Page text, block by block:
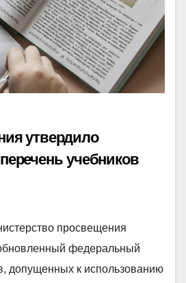
утвердило
учебников
просвещения
федеральный
допущенных к использованию